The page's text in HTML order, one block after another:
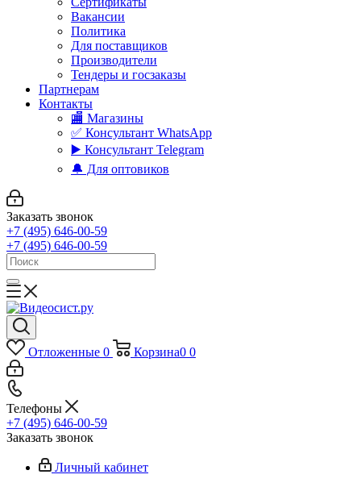
Вакансии
Политика
Для поставщиков
Производители
Тендеры и госзаказы
Партнерам
Контакты
🏬 Магазины
✅️ Консультант WhatsApp
▶️ Консультант Telegram
🔔 Для оптовиков
Заказать звонок
+7 (495) 646-00-59
+7 (495) 646-00-59
Отложенные 0 Корзина0 0
Телефоны
+7 (495) 646-00-59
Заказать звонок
Личный кабинет